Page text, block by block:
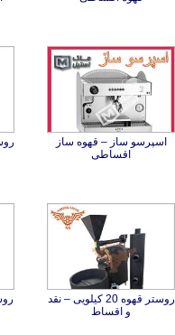
اسپرسو ساز – قهوه ساز
اقساطی
روستر قهوه 20 کیلویی – نقد
و اقساط